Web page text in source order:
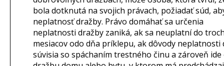
bola dotknutá na svojich právach, požiadať súd,
neplatnosť dražby. Právo domáhať sa určenia
neplatnosti dražby zaniká, ak sa neuplatní do
mesiacov odo dňa príklepu, ak dôvody neplatnosti
súvisia so spáchaním trestného činu a zároveň ide